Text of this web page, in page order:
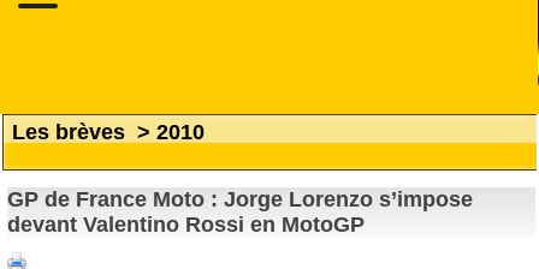
Les brèves > 2010
GP de France Moto : Jorge Lorenzo s’impose
devant Valentino Rossi en MotoGP